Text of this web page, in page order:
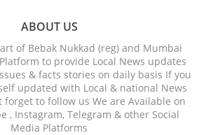
ABOUT US
of Bebak Nukkad (reg) and Mumbai
to provide Local News updates
& facts stories on daily basis If you
updated with Local & national News
to follow us We are Available on
, Instagram, Telegram & other Social
Media Platforms